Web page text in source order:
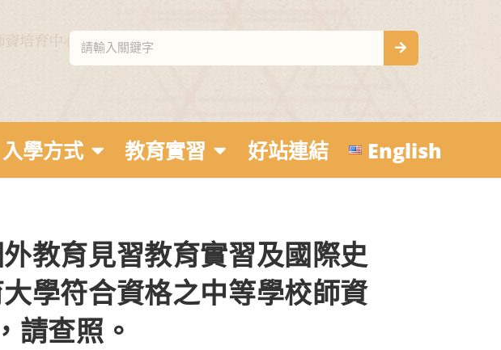
入學方式 教育實習 好站連結 English
教育見習教育實習及國際史
學符合資格之中等學校師資
請查照。